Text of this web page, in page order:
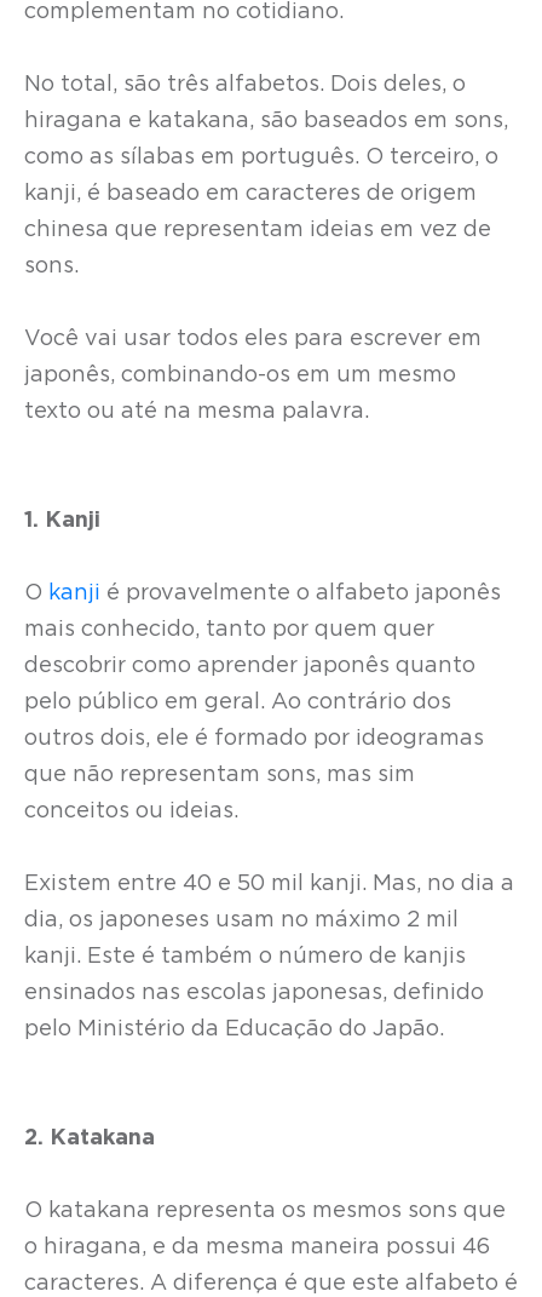
complementam no cotidiano.
No total, são três alfabetos. Dois deles, o
hiragana e katakana, são baseados em sons,
como as sílabas em português. O terceiro, o
kanji, é baseado em caracteres de origem
chinesa que representam ideias em vez de
sons.
Você vai usar todos eles para escrever em
japonês, combinando-os em um mesmo
texto ou até na mesma palavra.
1. Kanji
O kanji é provavelmente o alfabeto japonês
mais conhecido, tanto por quem quer
descobrir como aprender japonês quanto
pelo público em geral. Ao contrário dos
outros dois, ele é formado por ideogramas
que não representam sons, mas sim
conceitos ou ideias.
Existem entre 40 e 50 mil kanji. Mas, no dia a
dia, os japoneses usam no máximo 2 mil
kanji. Este é também o número de kanjis
ensinados nas escolas japonesas, definido
pelo Ministério da Educação do Japão.
2. Katakana
O katakana representa os mesmos sons que
o hiragana, e da mesma maneira possui 46
caracteres. A diferença é que este alfabeto é